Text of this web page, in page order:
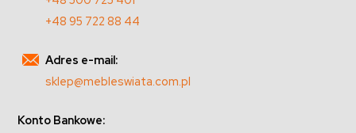
+48 95 722 88 44
Adres e-mail:
sklep@mebleswiata.com.pl
Konto Bankowe: